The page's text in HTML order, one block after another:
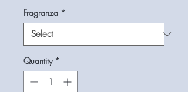
Milliliters
Fragranza *
Quantity *